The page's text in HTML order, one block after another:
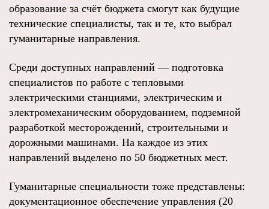
образование за счёт бюджета смогут как будущие
технические специалисты, так и те, кто выбрал
гуманитарные направления.
Среди доступных направлений — подготовка
специалистов по работе с тепловыми
электрическими станциями, электрическим и
электромеханическим оборудованием, подземной
разработкой месторождений, строительными и
дорожными машинами. На каждое из этих
направлений выделено по 50 бюджетных мест.
Гуманитарные специальности тоже представлены:
документационное обеспечение управления (20